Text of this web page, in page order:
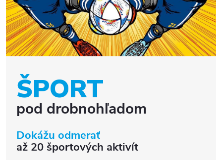
ŠPORT
pod drobnohľadom
Dokážu odmerať
až 20 športových aktivít